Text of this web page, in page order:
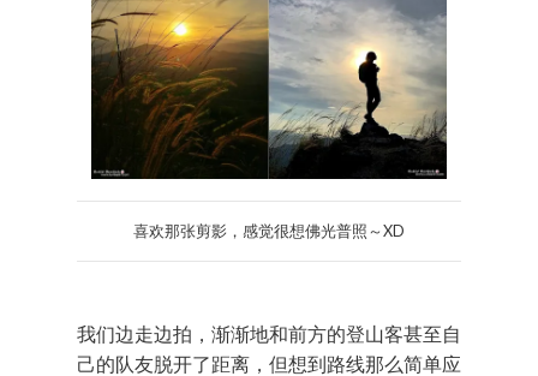
喜欢那张剪影，感觉很想佛光普照～XD
我们边走边拍，渐渐地和前方的登山客甚至自
己的队友脱开了距离，但想到路线那么简单应